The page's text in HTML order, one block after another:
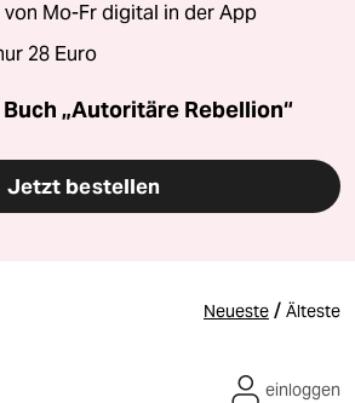
von Mo-Fr digital in der App
28 Euro
„Autoritäre Rebellion“
Jetzt bestellen
Neueste / Älteste
einloggen